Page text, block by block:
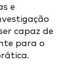
e
capaz de
para o